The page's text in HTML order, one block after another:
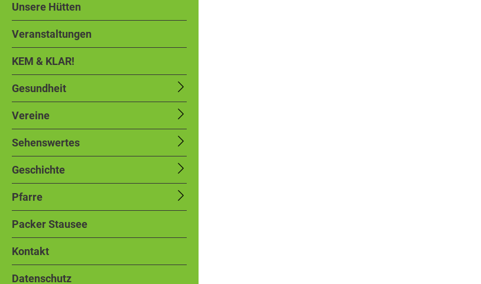
Unsere Hütten
Veranstaltungen
KEM & KLAR!
Gesundheit
Vereine
Sehenswertes
Geschichte
Pfarre
Packer Stausee
Kontakt
Datenschutz